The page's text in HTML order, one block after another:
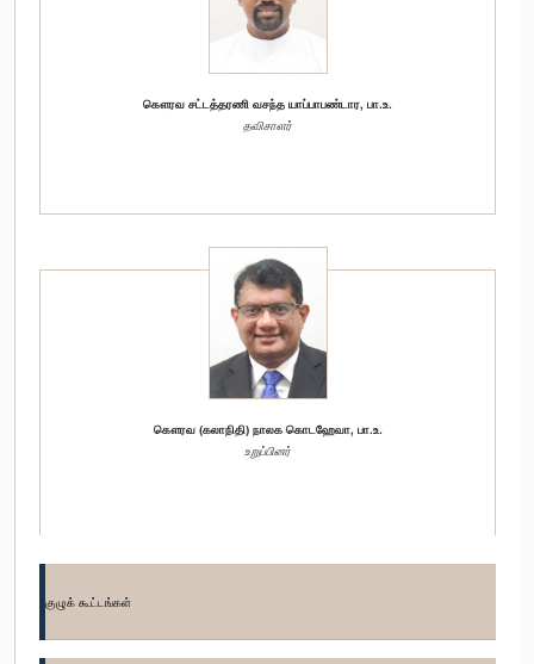
கௌரவ சட்டத்தரணி வசந்த யாப்பாபண்டார, பா.உ.
தவிசாளர்
கௌரவ (கலாநிதி) நாலக கொடஹேவா, பா.உ.
உறுப்பினர்
குழுக் கூட்டங்கள்